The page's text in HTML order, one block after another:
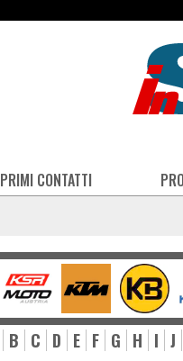
PRIMI CONTATTI
B C D E F G H I J